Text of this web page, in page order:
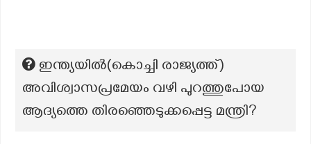
ഇന്ത്യയിൽ(കൊച്ചി രാജ്യത്ത്)
അവിശ്വാസപ്രമേയം വഴി പുറത്തുപോയ
ആദ്യത്തെ തിരഞ്ഞെടുക്കപ്പെട്ട മന്ത്രി?